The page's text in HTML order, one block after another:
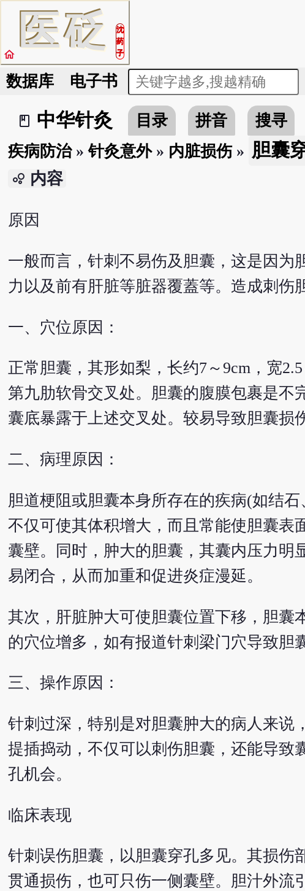
医砭
沈
药
子
home
数据库 电子书
book_2
中华针灸 目录 拼音 搜寻
疾病防治»针灸意外» 内脏损伤» 胆囊
bubble_chart 内容
原因
一般而言，针刺不易伤及胆囊，这是因为
力以及前有肝脏等脏器覆蓋等。造成刺伤
一、穴位原因：
正常胆囊，其形如梨，长约7～9cm，宽
第九肋软骨交叉处。胆囊的腹膜包裹是不
囊底暴露于上述交叉处。较易导致胆囊损
二、病理原因：
胆道梗阻或胆囊本身所存在的疾病(如结
不仅可使其体积增大，而且常能使胆囊表
囊壁。同时，肿大的胆囊，其囊内压力明
易闭合，从而加重和促进炎症漫延。
其次，肝脏肿大可使胆囊位置下移，胆囊
的穴位增多，如有报道针刺梁门穴导致胆
三、操作原因：
针刺过深，特别是对胆囊肿大的病人来说
提插捣动，不仅可以刺伤胆囊，还能导致
孔机会。
临床表现
针刺误伤胆囊，以胆囊穿孔多见。其损伤
贯通损伤，也可只伤一侧囊壁。胆汁外流